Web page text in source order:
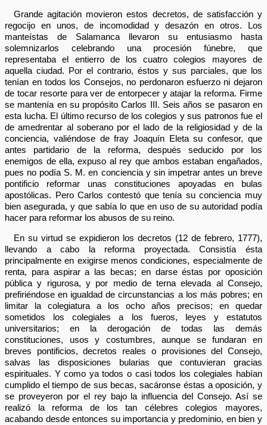
Grande agitación movieron estos decretos, de satisfacción y
regocijo en unos, de incomodidad y desazón en otros. Los
manteístas de Salamanca llevaron su entusiasmo hasta
solemnizarlos celebrando una procesión fúnebre, que
representaba el entierro de los cuatro colegios mayores de
aquella ciudad. Por el contrario, éstos y sus parciales, que los
tenían en todos los Consejos, no perdonaron esfuerzo ni dejaron
de tocar resorte para ver de entorpecer y atajar la reforma. Firme
se mantenía en su propósito Carlos III. Seis años se pasaron en
esta lucha. El último recurso de los colegios y sus patronos fue el
de amedrentar al soberano por el lado de la religiosidad y de la
conciencia, valiéndose de fray Joaquín Eleta su confesor, que
antes partidario de la reforma, después seducido por los
enemigos de ella, expuso al rey que ambos estaban engañados,
pues no podía S. M. en conciencia y sin impetrar antes un breve
pontificio reformar unas constituciones apoyadas en bulas
apostólicas. Pero Carlos contestó que tenía su conciencia muy
bien asegurada, y que sabía lo que en uso de su autoridad podía
hacer para reformar los abusos de su reino.
En su virtud se expidieron los decretos (12 de febrero, 1777),
llevando a cabo la reforma proyectada. Consistía ésta
principalmente en exigirse menos condiciones, especialmente de
renta, para aspirar a las becas; en darse éstas por oposición
pública y rigurosa, y por medio de terna elevada al Consejo,
prefiriéndose en igualdad de circunstancias a los más pobres; en
limitar la colegiatura a los ocho años precisos; en quedar
sometidos los colegiales a los fueros, leyes y estatutos
universitarios; en la derogación de todas las demás
constituciones, usos y costumbres, aunque se fundaran en
breves pontificios, decretos reales o provisiones del Consejo,
salvas las disposiciones bularias que contuvieran gracias
espirituales. Y como ya todos o casi todos los colegiales habían
cumplido el tiempo de sus becas, sacáronse éstas a oposición, y
se proveyeron por el rey bajo la influencia del Consejo. Así se
realizó la reforma de los tan célebres colegios mayores,
acabando desde entonces su importancia y predominio, en bien y